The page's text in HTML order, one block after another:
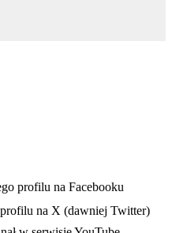
karcie
profilu na Facebooku
profilu na X (dawniej Twitter)